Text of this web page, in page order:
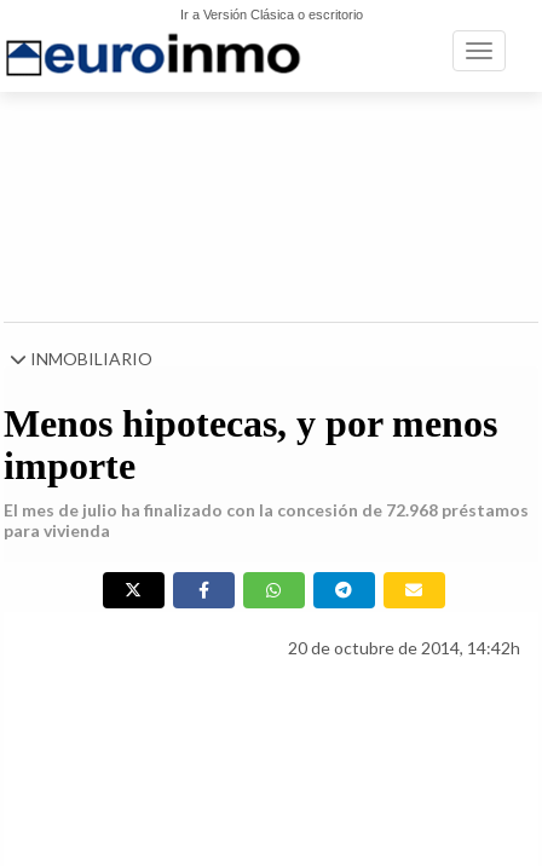
Ir a Versión Clásica o escritorio
Toggle
INMOBILIARIO
Menos hipotecas, y por menos
importe
El mes de julio ha finalizado con la concesión de 72.968 préstamos
para vivienda
20 de octubre de 2014, 14:42h